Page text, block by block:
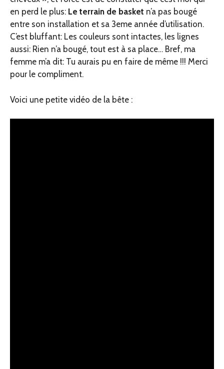
en perd le plus: Le terrain de basket n’a pas bougé
entre son installation et sa 3eme année d’utilisation.
C’est bluffant: Les couleurs sont intactes, les lignes
aussi: Rien n’a bougé, tout est à sa place… Bref, ma
femme m’a dit: Tu aurais pu en faire de même !!! Merci
pour le compliment.
Voici une petite vidéo de la bête :